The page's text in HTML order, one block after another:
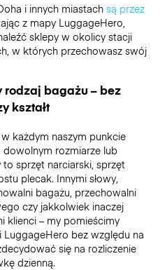
i innych miastach są przez
z mapy LuggageHero,
sklepy w okolicy stacji
w których przechowasz swój
bagażu – bez
kształt
każdym naszym punkcie
rozmiarze lub
to sprzęt narciarski, sprzęt
plecak. Innymi słowy,
bagażu, przechowalni
czy jakkolwiek inaczej
klienci – my pomieścimy
LuggageHero bez względu na
się na rozliczenie
dzienną.